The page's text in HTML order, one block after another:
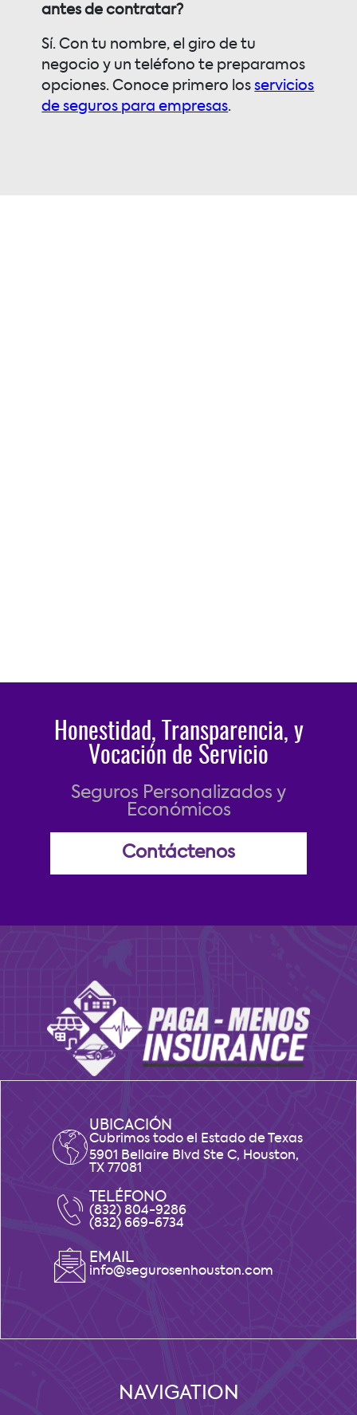
antes de contratar?
Sí. Con tu nombre, el giro de tu
negocio y un teléfono te preparamos
opciones. Conoce primero losservicios
de seguros para empresas.
Honestidad, Transparencia, y
Vocación de Servicio
Seguros Personalizados y
Económicos
Contáctenos
UBICACIÓN
Cubrimos todo el Estado de Texas
5901 Bellaire Blvd Ste C, Houston,
TX 77081
TELÉFONO
(832) 804-9286
(832) 669-6734
EMAIL
info@segurosenhouston.com
NAVIGATION